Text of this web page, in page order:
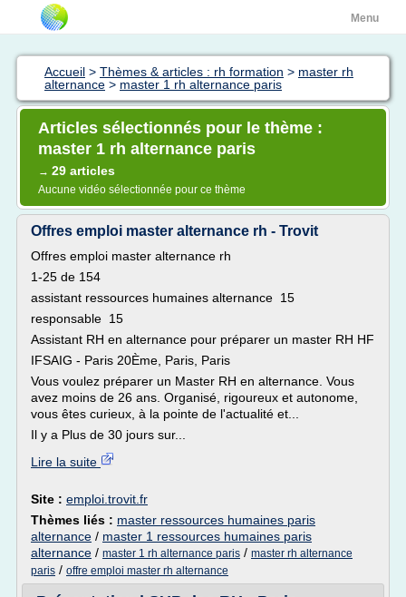
Menu
Accueil > Thèmes & articles : rh formation > master rh
alternance > master 1 rh alternance paris
Articles sélectionnés pour le thème :
master 1 rh alternance paris
→ 29 articles
Aucune vidéo sélectionnée pour ce thème
Offres emploi master alternance rh - Trovit
Offres emploi master alternance rh
1-25 de 154
assistant ressources humaines alternance 15
responsable 15
Assistant RH en alternance pour préparer un master RH HF
IFSAIG - Paris 20Ème, Paris, Paris
Vous voulez préparer un Master RH en alternance. Vous
avez moins de 26 ans. Organisé, rigoureux et autonome,
vous êtes curieux, à la pointe de l'actualité et...
Il y a Plus de 30 jours sur...
Lire la suite
Site : emploi.trovit.fr
Thèmes liés : master ressources humaines paris
alternance / master 1 ressources humaines paris
alternance / master 1 rh alternance paris / master rh alternance
paris / offre emploi master rh alternance